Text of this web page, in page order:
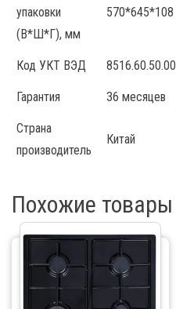
упаковки
(В*Ш*Г), мм
570*645*108
Код УКТ ВЭД 8516.60.50.00
Гарантия 36 месяцев
Страна
производитель
Китай
Похожие товары